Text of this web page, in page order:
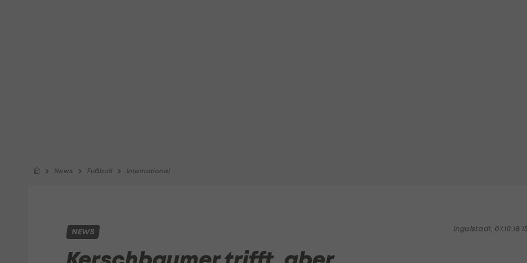
News Fußball International
Ingolstadt, 07.10.18
NEWS